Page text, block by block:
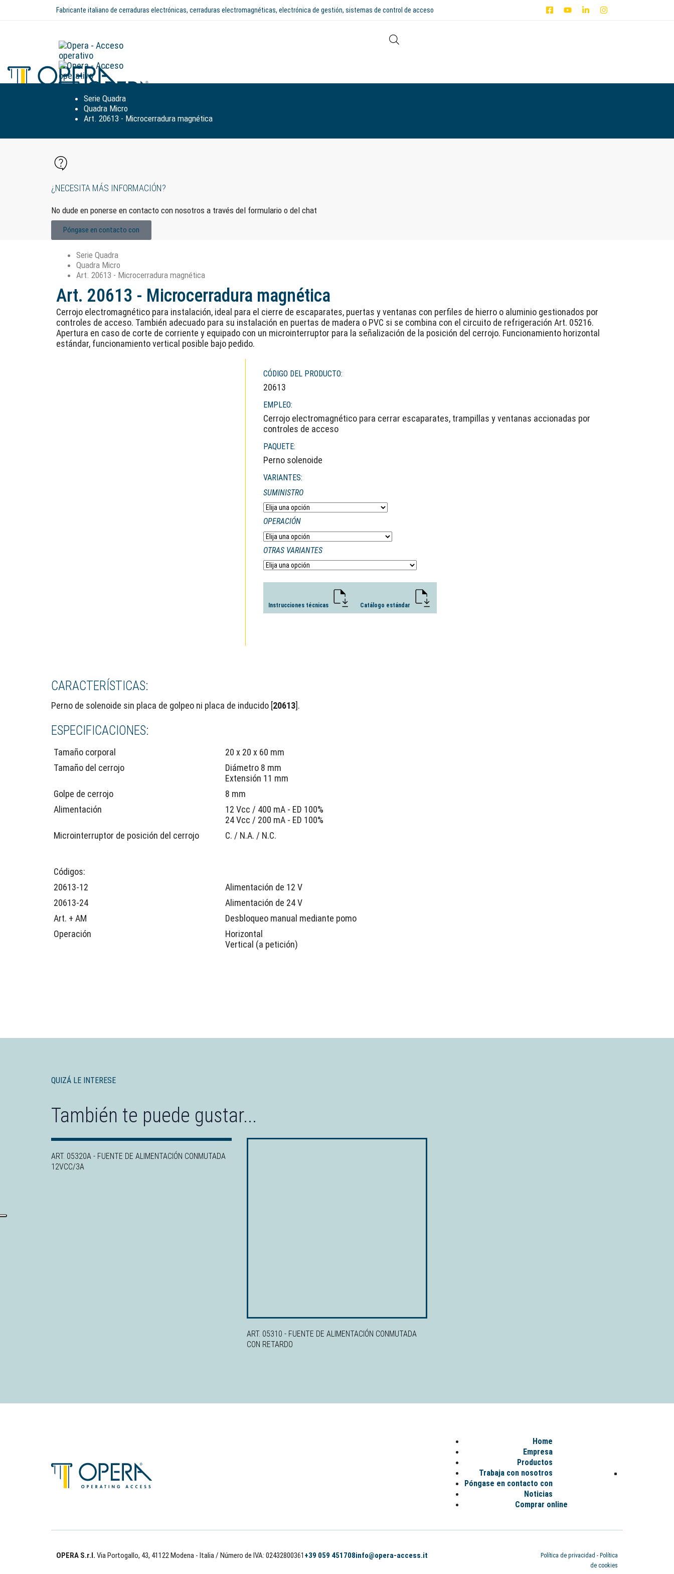
Fabricante italiano de cerraduras electrónicas, cerraduras electromagnéticas, electrónica de gestión, sistemas de control de acceso
Serie Quadra
Quadra Micro
Art. 20613 - Microcerradura magnética
¿NECESITA MÁS INFORMACIÓN?
No dude en ponerse en contacto con nosotros a través del formulario o del chat
Póngase en contacto con
Serie Quadra
Quadra Micro
Art. 20613 - Microcerradura magnética
Art. 20613 - Microcerradura magnética
Cerrojo electromagnético para instalación, ideal para el cierre de escaparates, puertas y ventanas con perfiles de hierro o aluminio gestionados por
controles de acceso. También adecuado para su instalación en puertas de madera o PVC si se combina con el circuito de refrigeración Art. 05216.
Apertura en caso de corte de corriente y equipado con un microinterruptor para la señalización de la posición del cerrojo. Funcionamiento horizontal
estándar, funcionamiento vertical posible bajo pedido.
CÓDIGO DEL PRODUCTO:
20613
EMPLEO:
Cerrojo electromagnético para cerrar escaparates, trampillas y ventanas accionadas por
controles de acceso
PAQUETE:
Perno solenoide
VARIANTES:
SUMINISTRO
OPERACIÓN
OTRAS VARIANTES
Instrucciones técnicas Catálogo estándar
CARACTERÍSTICAS:
Perno de solenoide sin placa de golpeo ni placa de inducido [20613].
ESPECIFICACIONES:
Tamaño corporal
20 x 20 x 60 mm
Tamaño del cerrojo
Diámetro 8 mm
Extensión 11 mm
Golpe de cerrojo
8 mm
Alimentación
12 Vcc / 400 mA - ED 100%
24 Vcc / 200 mA - ED 100%
Microinterruptor de posición del cerrojo
C. / N.A. / N.C.
Códigos:
20613-12
Alimentación de 12 V
20613-24
Alimentación de 24 V
Art. + AM
Desbloqueo manual mediante pomo
Operación
Horizontal
Vertical (a petición)
QUIZÁ LE INTERESE
También te puede gustar...
ART. 05320A - FUENTE DE ALIMENTACIÓN CONMUTADA
12VCC/3A
ART. 05310 - FUENTE DE ALIMENTACIÓN CONMUTADA
CON RETARDO
Home
Empresa
Productos
Trabaja con nosotros
Póngase en contacto con
Noticias
Comprar online
OPERA S.r.l. Via Portogallo, 43, 41122 Modena - Italia/ Número de IVA: 02432800361 +39 059 451708info@opera-access.it Política de privacidad - Política
de cookies